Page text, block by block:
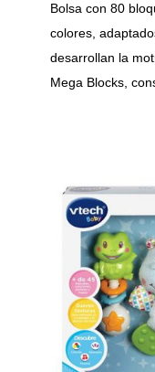
Bolsa con 80
colores,
desarrollan la
Mega Blocks,